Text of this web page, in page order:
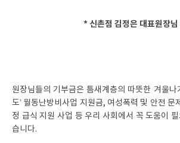
* 신촌점 김정은 대표원장
원장님들의 기부금은 틈새계층의 따뜻한 겨울나
도’ 월동난방비사업 지원금, 여성폭력 및 안전 문
정 급식 지원 사업 등 우리 사회에서 꼭 도움이
습니다.